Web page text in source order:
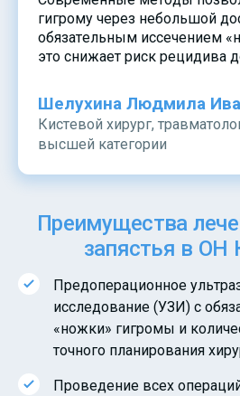
гигрому через небольшой
обязательным иссечением
это снижает риск рецидива
Шелухина Людмила
Кистевой хирург,
высшей категории
Преимущества
запястья в
Предоперационное
исследование (УЗИ) с
«ножки» гигромы и
точного планирования
Проведение всех